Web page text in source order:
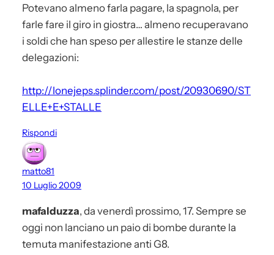
Potevano almeno farla pagare, la spagnola, per
farle fare il giro in giostra… almeno recuperavano
i soldi che han speso per allestire le stanze delle
delegazioni:
http://lonejeps.splinder.com/post/20930690/ST
ELLE+E+STALLE
Rispondi
matto81
10 Luglio 2009
mafalduzza, da venerdì prossimo, 17. Sempre se
oggi non lanciano un paio di bombe durante la
temuta manifestazione anti G8.